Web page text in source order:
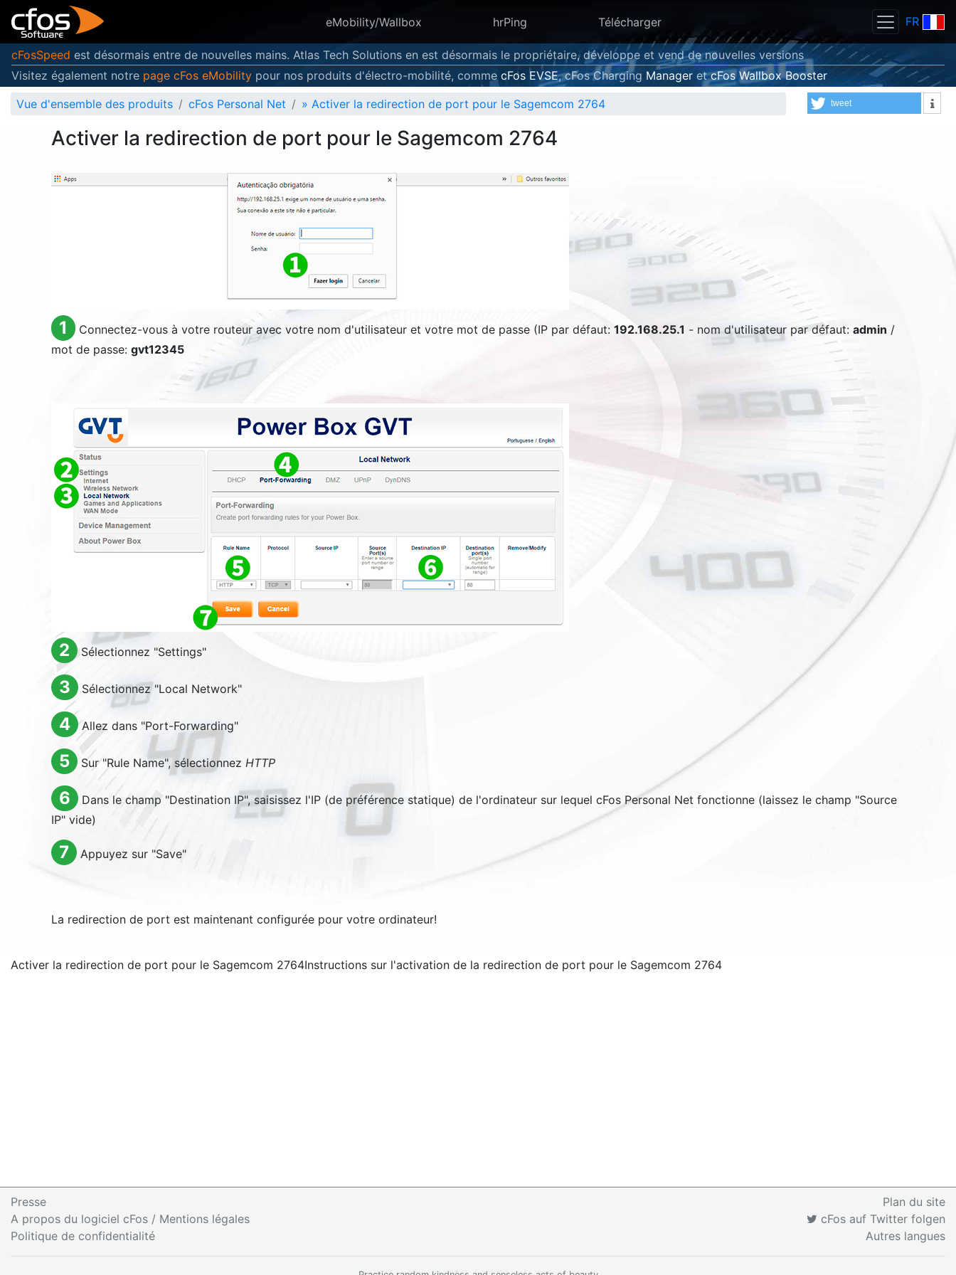
eMobility/Wallbox hrPing Télécharger FR
cFosSpeed est désormais entre de nouvelles mains. Atlas Tech Solutions en est désormais le propriétaire, développe et vend de nouvelles versions
Visitez également notre page cFos eMobility pour nos produits d'électro-mobilité, comme cFos EVSE, cFos Charging Manager etcFos Wallbox Booster
Vue d'ensemble des produits
cFos Personal Net » Activer la redirection de port pour le Sagemcom 2764 tweet
Activer la redirection de port pour le Sagemcom 2764
1 Connectez-vous à votre routeur avec votre nom d'utilisateur et votre mot de passe (IP par défaut: 192.168.25.1 - nom d'utilisateur par défaut: admin /
mot de passe: gvt12345
2 Sélectionnez "Settings"
3 Sélectionnez "Local Network"
4 Allez dans "Port-Forwarding"
5 Sur "Rule Name", sélectionnez HTTP
6 Dans le champ "Destination IP", saisissez l'IP (de préférence statique) de l'ordinateur sur lequel cFos Personal Net fonctionne (laissez le champ "Source
IP" vide)
7 Appuyez sur "Save"
La redirection de port est maintenant configurée pour votre ordinateur!
Activer la redirection de port pour le Sagemcom 2764Instructions sur l'activation de la redirection de port pour le Sagemcom 2764
Presse
A propos du logiciel cFos / Mentions légales
Politique de confidentialité
Plan du site
cFos auf Twitter folgen
Autres langues